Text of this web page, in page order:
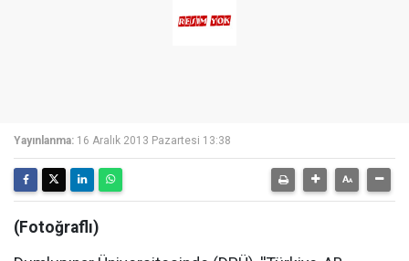
Yayınlanma: 16 Aralık 2013 Pazartesi 13:38
(Fotoğraflı)